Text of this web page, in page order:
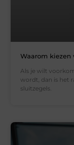
Waarom kiezen
Als je wilt
wordt, dan is het
sluitzegels.